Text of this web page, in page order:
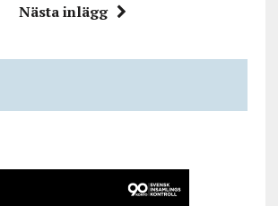
Nästa inlägg